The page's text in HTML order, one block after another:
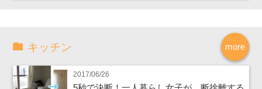
more
キッチン
2017/06/26